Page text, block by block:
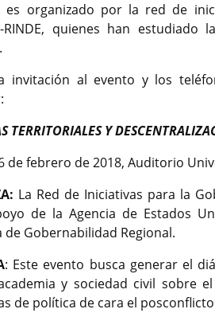
es organizado por la red de
quienes han
invitación al evento y los
TERRITORIALES Y
de febrero de 2018, Auditorio
La Red de Iniciativas para la
de la Agencia de Estados
de Gobernabilidad Regional.
: Este evento busca generar el
y sociedad civil sobre
de política de cara el